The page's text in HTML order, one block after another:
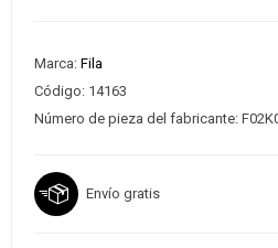
Marca: Fila
Código: 14163
Número de pieza del fabricante:
Envío gratis